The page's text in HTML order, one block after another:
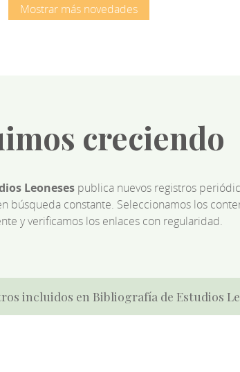
Mostrar más novedades
creciendo
Leonesespublica nuevos registros
búsqueda constante. Seleccionamos los
y verificamos los enlaces con regularidad.
incluidos en Bibliografía de Estudios